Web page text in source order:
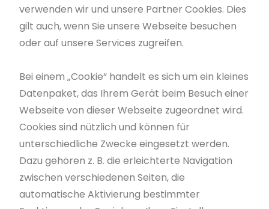
verwenden wir und unsere Partner Cookies. Dies
gilt auch, wenn Sie unsere Webseite besuchen
oder auf unsere Services zugreifen.
Bei einem „Cookie“ handelt es sich um ein kleines
Datenpaket, das Ihrem Gerät beim Besuch einer
Webseite von dieser Webseite zugeordnet wird.
Cookies sind nützlich und können für
unterschiedliche Zwecke eingesetzt werden.
Dazu gehören z. B. die erleichterte Navigation
zwischen verschiedenen Seiten, die
automatische Aktivierung bestimmter